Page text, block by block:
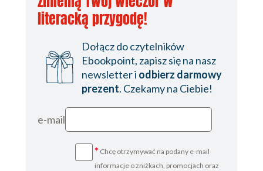
literacką przygodę!
Dołącz do czytelników
Ebookpoint, zapisz się na nasz
newsletter i odbierz darmowy
prezent. Czekamy na Ciebie!
e-mail
* Chcę otrzymywać na podany e-mail
informacje o zniżkach, promocjach oraz